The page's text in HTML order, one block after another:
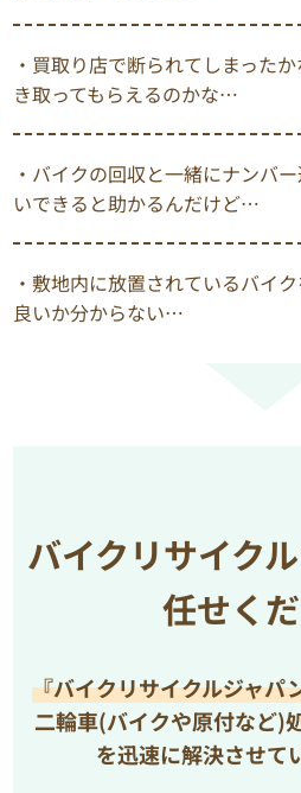
・買取り店で断られてしまった
き取ってもらえるのかな…
・バイクの回収と一緒にナンバ
いできると助かるんだけど…
・敷地内に放置されているバイ
良いか分からない…
バイクリサイク
任せく
『バイクリサイクルジャパ
二輪車(バイクや原付など)
を迅速に解決させて